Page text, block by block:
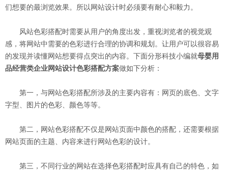
们想要的最浏览效果。所以网站设计时必须要有耐心和毅力。
风站色彩搭配时需要从用户的角度出发，重视浏览者的视觉观
感，将网站中需要的色彩进行合理的协调和规划。让用户可以很容易
的发现并读懂网站想要得点突出的内容。下面分形科技小编就母婴用
品经营类企业网站设计色彩搭配方案做如下分析：
第一，与网站色彩搭配所涉及的主要内容有：网页的底色、文字
字型、图片的色彩、颜色等等。
第二，网站色彩搭配不仅是网站页面中颜色的搭配，还需要根据
网站页面的主题、内容来进行网站色彩的设计。
第三，不同行业的网站在选择色彩搭配时应具有自己的特色，如